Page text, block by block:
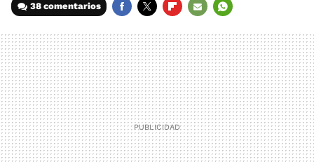
38 comentarios
MAIL